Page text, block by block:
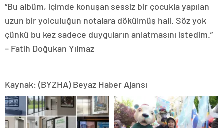
“Bu albüm, içimde konuşan sessiz bir çocukla yapılan
uzun bir yolculuğun notalara dökülmüş hali. Söz yok
çünkü bu kez sadece duyguların anlatmasını istedim.”
– Fatih Doğukan Yılmaz
Kaynak: (BYZHA) Beyaz Haber Ajansı